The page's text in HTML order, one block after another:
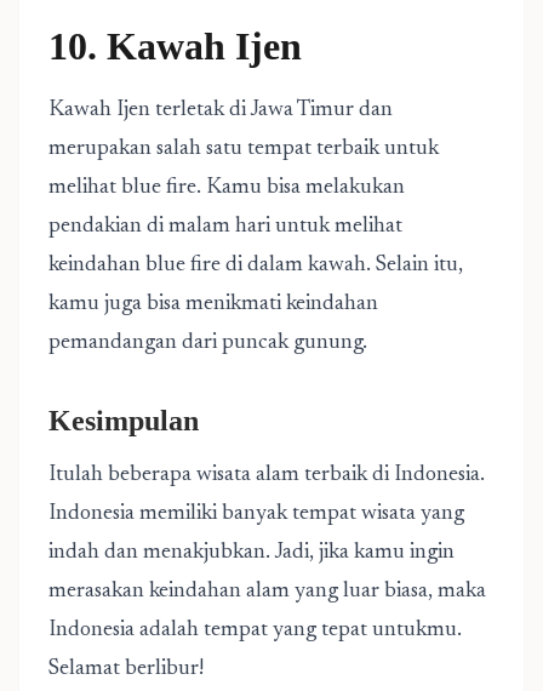
10. Kawah Ijen
Kawah Ijen terletak di Jawa Timur dan
merupakan salah satu tempat terbaik untuk
melihat blue fire. Kamu bisa melakukan
pendakian di malam hari untuk melihat
keindahan blue fire di dalam kawah. Selain itu,
kamu juga bisa menikmati keindahan
pemandangan dari puncak gunung.
Kesimpulan
Itulah beberapa wisata alam terbaik di Indonesia.
Indonesia memiliki banyak tempat wisata yang
indah dan menakjubkan. Jadi, jika kamu ingin
merasakan keindahan alam yang luar biasa, maka
Indonesia adalah tempat yang tepat untukmu.
Selamat berlibur!